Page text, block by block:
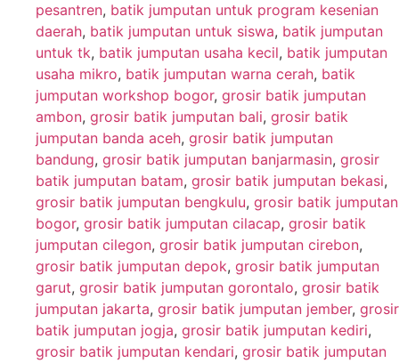
pesantren, batik jumputan untuk program kesenian
daerah, batik jumputan untuk siswa, batik jumputan
untuk tk, batik jumputan usaha kecil, batik jumputan
usaha mikro, batik jumputan warna cerah, batik
jumputan workshop bogor, grosir batik jumputan
ambon, grosir batik jumputan bali, grosir batik
jumputan banda aceh, grosir batik jumputan
bandung, grosir batik jumputan banjarmasin, grosir
batik jumputan batam, grosir batik jumputan bekasi,
grosir batik jumputan bengkulu, grosir batik jumputan
bogor, grosir batik jumputan cilacap, grosir batik
jumputan cilegon, grosir batik jumputan cirebon,
grosir batik jumputan depok, grosir batik jumputan
garut, grosir batik jumputan gorontalo, grosir batik
jumputan jakarta, grosir batik jumputan jember, grosir
batik jumputan jogja, grosir batik jumputan kediri,
grosir batik jumputan kendari, grosir batik jumputan